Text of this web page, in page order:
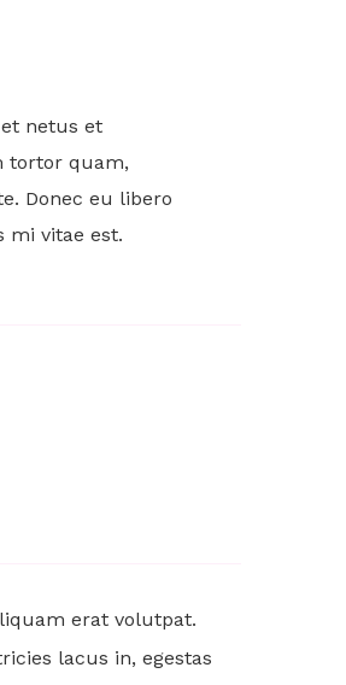
netus et
tortor quam,
Donec eu libero
mi vitae est.
erat volutpat.
lacus in, egestas